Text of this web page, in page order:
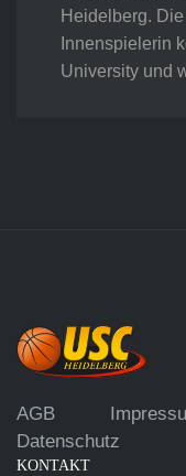
Heidelberg.
Innenspielerin
University und
AGB
Datenschutz
KONTAKT